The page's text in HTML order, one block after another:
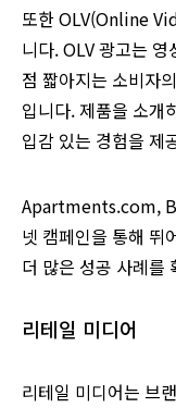
또한 OLV(Online
니다. OLV 광고는 영
점 짧아지는 소비자
입니다. 제품을 소개
입감 있는 경험을 제
Apartments.com,
넷 캠페인을 통해 뛰
더 많은 성공 사례를
리테일 미디어
리테일 미디어는 브